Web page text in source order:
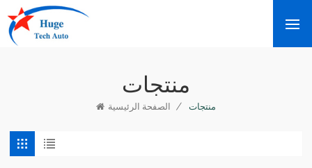
منتجات
الصفحة الرئيسية / منتجات